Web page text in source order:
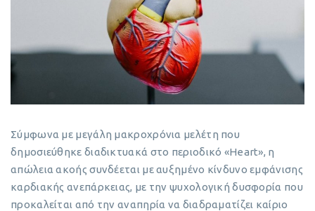
Σύμφωνα με μεγάλη μακροχρόνια μελέτη που
δημοσιεύθηκε διαδικτυακά στο περιοδικό «Heart», η
απώλεια ακοής συνδέεται με αυξημένο κίνδυνο εμφάνισης
καρδιακής ανεπάρκειας, με την ψυχολογική δυσφορία που
προκαλείται από την αναπηρία να διαδραματίζει καίριο